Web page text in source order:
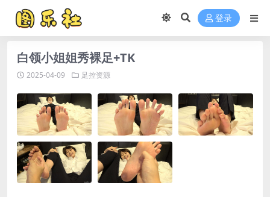
登录
白领小姐姐秀裸足+TK
2025-04-09 足控资源